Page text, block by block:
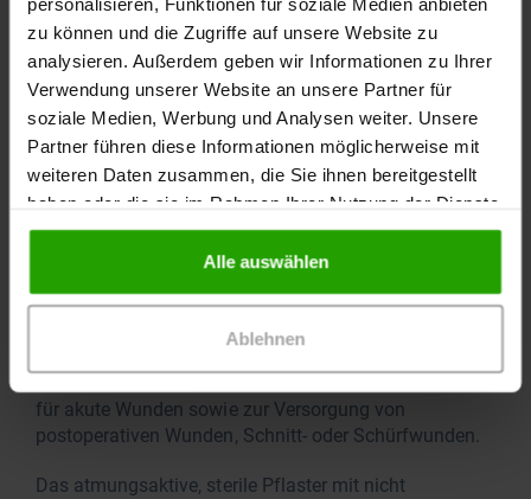
personalisieren, Funktionen für soziale Medien anbieten
zu können und die Zugriffe auf unsere Website zu
analysieren. Außerdem geben wir Informationen zu Ihrer
Verwendung unserer Website an unsere Partner für
soziale Medien, Werbung und Analysen weiter. Unsere
Partner führen diese Informationen möglicherweise mit
weiteren Daten zusammen, die Sie ihnen bereitgestellt
haben oder die sie im Rahmen Ihrer Nutzung der Dienste
gesammelt haben.
Alle auswählen
Ablehnen
Exsudation
schwache bis mäßige
Kleber
hypoallergener Polyacrylatkleber
für akute Wunden sowie zur Versorgung von
postoperativen Wunden, Schnitt- oder Schürfwunden.
Das atmungsaktive, sterile Pflaster mit nicht